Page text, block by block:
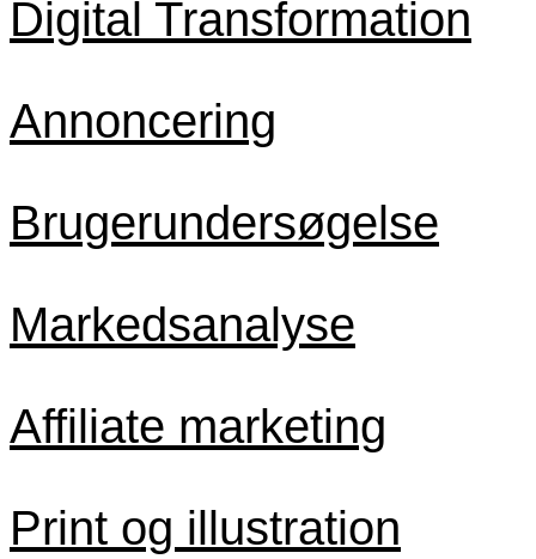
Digital Transformation
Annoncering
Brugerundersøgelse
Markedsanalyse
Affiliate marketing
Print og illustration